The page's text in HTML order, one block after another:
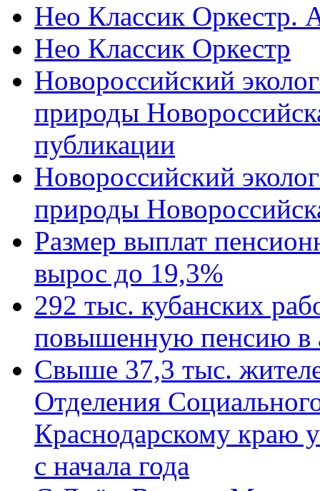
Нео Классик Оркестр.
Нео Классик Оркестр
Новороссийский
природы
публикации
Новороссийский
природы
Размер выплат
вырос до 19,3%
292 тыс. кубанских
повышенную пенсию в
Свыше 37,3 тыс.
Отделения
Краснодарскому краю
с начала года